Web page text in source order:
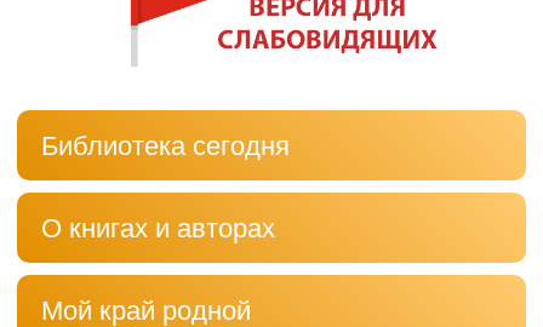
Библиотека сегодня
О книгах и авторах
Мой край родной